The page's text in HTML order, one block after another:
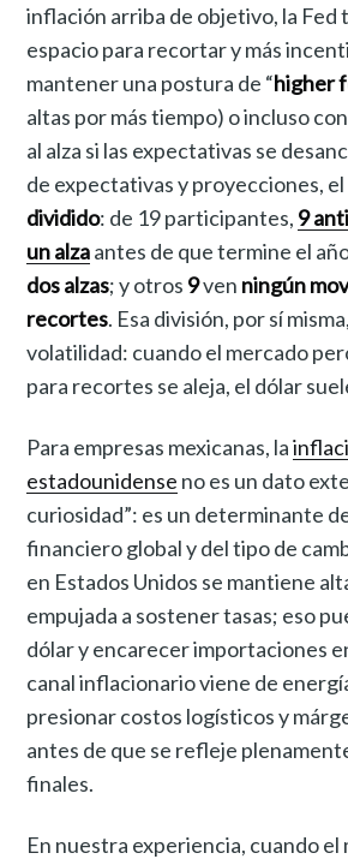
inflación arriba de objetivo, la Fed
espacio para recortar y más
mantener una postura de “higher
altas por más tiempo) o incluso
al alza si las expectativas se
de expectativas y proyecciones,
dividido: de 19 participantes, 9
un alzaantes de que termine el
dos alzas; y otros 9ven ningún
recortes. Esa división, por sí
volatilidad: cuando el mercado
para recortes se aleja, el dólar
Para empresas mexicanas, la
estadounidense no es un dato
curiosidad”: es un determinante
financiero global y del tipo de
en Estados Unidos se mantiene
empujada a sostener tasas; eso
dólar y encarecer importaciones
canal inflacionario viene de
presionar costos logísticos y
antes de que se refleje
finales.
En nuestra experiencia, cuando el